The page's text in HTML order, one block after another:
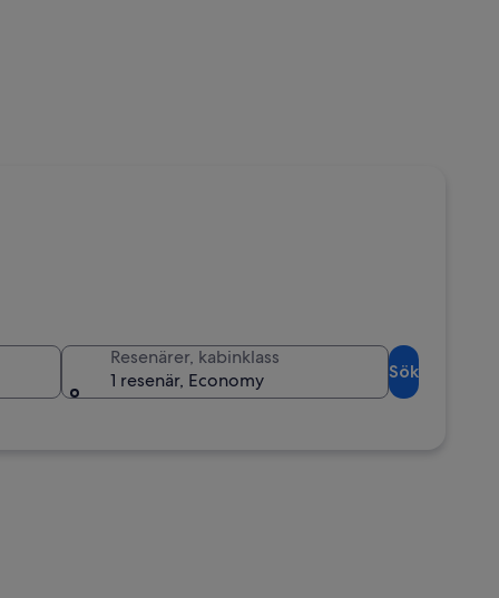
Resenärer, kabinklass
1 resenär, Economy
Sök